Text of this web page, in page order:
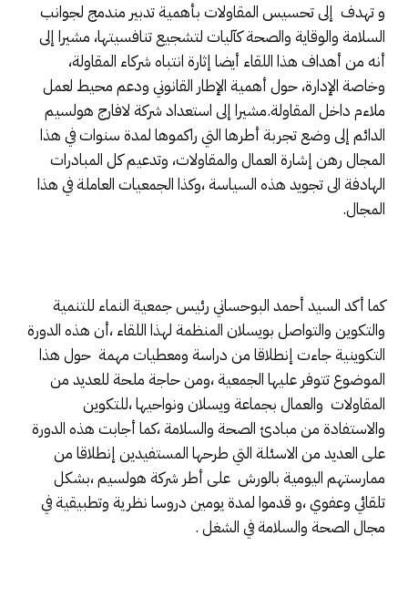
و تهدف إلى تحسيس المقاولات بأهمية تدبير مندمج لجوانب
السلامة والوقاية والصحة كآليات لتشجيع تنافسيتها، مشيرا إلى
أنه من أهداف هذا اللقاء أيضا إثارة انتباه شركاء المقاولة،
وخاصة الإدارة، حول أهمية الإطار القانوني ودعم محيط لعمل
ملاءم داخل المقاولة.مشيرا إلى استعداد شركة لافارج هولسيم
الدائم إلى وضع تجربة أطرها التي راكموها لمدة سنوات في هذا
المجال رهن إشارة العمال والمقاولات، وتدعيم كل المبادرات
الهادفة الى تجويد هذه السياسة ،وكذا الجمعيات العاملة في هذا
المجال.
كما أكد السيد أحمد البوحساني رئيس جمعية النماء للتنمية
والتكوين والتواصل بويسلان المنظمة لهذا اللقاء ،أن هذه الدورة
التكوينية جاءت إنطلاقا من دراسة ومعطيات مهمة حول هذا
الموضوع تتوفر عليها الجمعية ،ومن حاجة ملحة للعديد من
المقاولات والعمال بجماعة ويسلان ونواحيها ،للتكوين
والاستفادة من مبادئ الصحة والسلامة ،كما أجابت هذه الدورة
على العديد من الاسئلة التي طرحها المستفيدين إنطلاقا من
ممارستهم اليومية بالورش على أطر شركة هولسيم ،بشكل
تلقائي وعفوي ،و قدموا لمدة يومين دروسا نظرية وتطبيقية في
مجال الصحة والسلامة في الشغل .